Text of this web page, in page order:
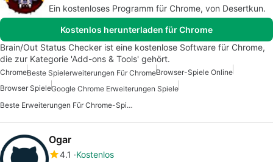
Ein kostenloses Programm für Chrome, von Desertkun.
Kostenlos herunterladen für Chrome
Brain/Out Status Checker ist eine kostenlose Software für Chrome,
die zur Kategorie 'Add-ons & Tools' gehört.
ChromeBeste Spielerweiterungen Für ChromeBrowser-Spiele Online
Browser SpieleGoogle Chrome Erweiterungen Spiele
Beste Erweiterungen Für Chrome-Spiele
Ogar
4.1
Kostenlos